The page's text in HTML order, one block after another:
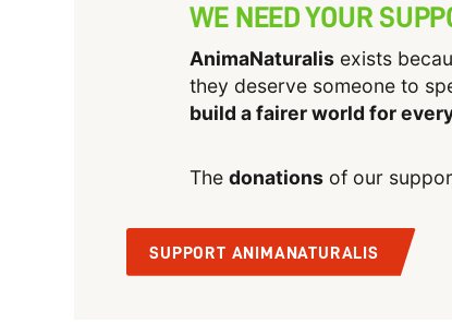
WE NEED YOUR
AnimaNaturalisexists
they deserve someone to
build a fairer world for
The donationsof our
SUPPORT ANIMANATURALIS